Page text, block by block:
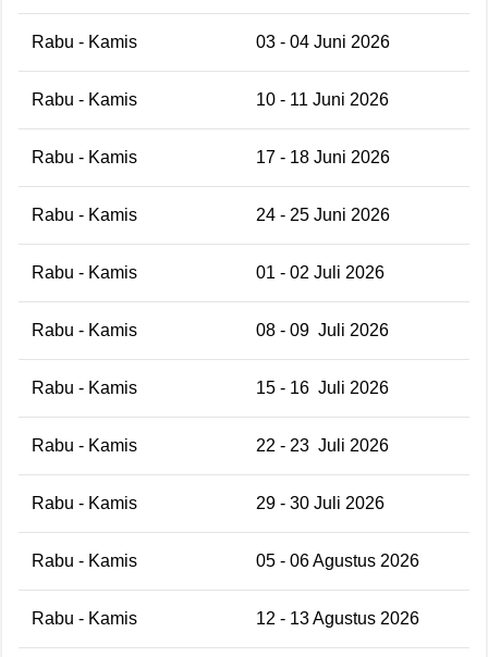
Rabu - Kamis 03 - 04 Juni 2026
Rabu - Kamis 10 - 11 Juni 2026
Rabu - Kamis 17 - 18 Juni 2026
Rabu - Kamis 24 - 25 Juni 2026
Rabu - Kamis 01 - 02 Juli 2026
Rabu - Kamis 08 - 09 Juli 2026
Rabu - Kamis 15 - 16 Juli 2026
Rabu - Kamis 22 - 23 Juli 2026
Rabu - Kamis 29 - 30 Juli 2026
Rabu - Kamis 05 - 06 Agustus 2026
Rabu - Kamis 12 - 13 Agustus 2026